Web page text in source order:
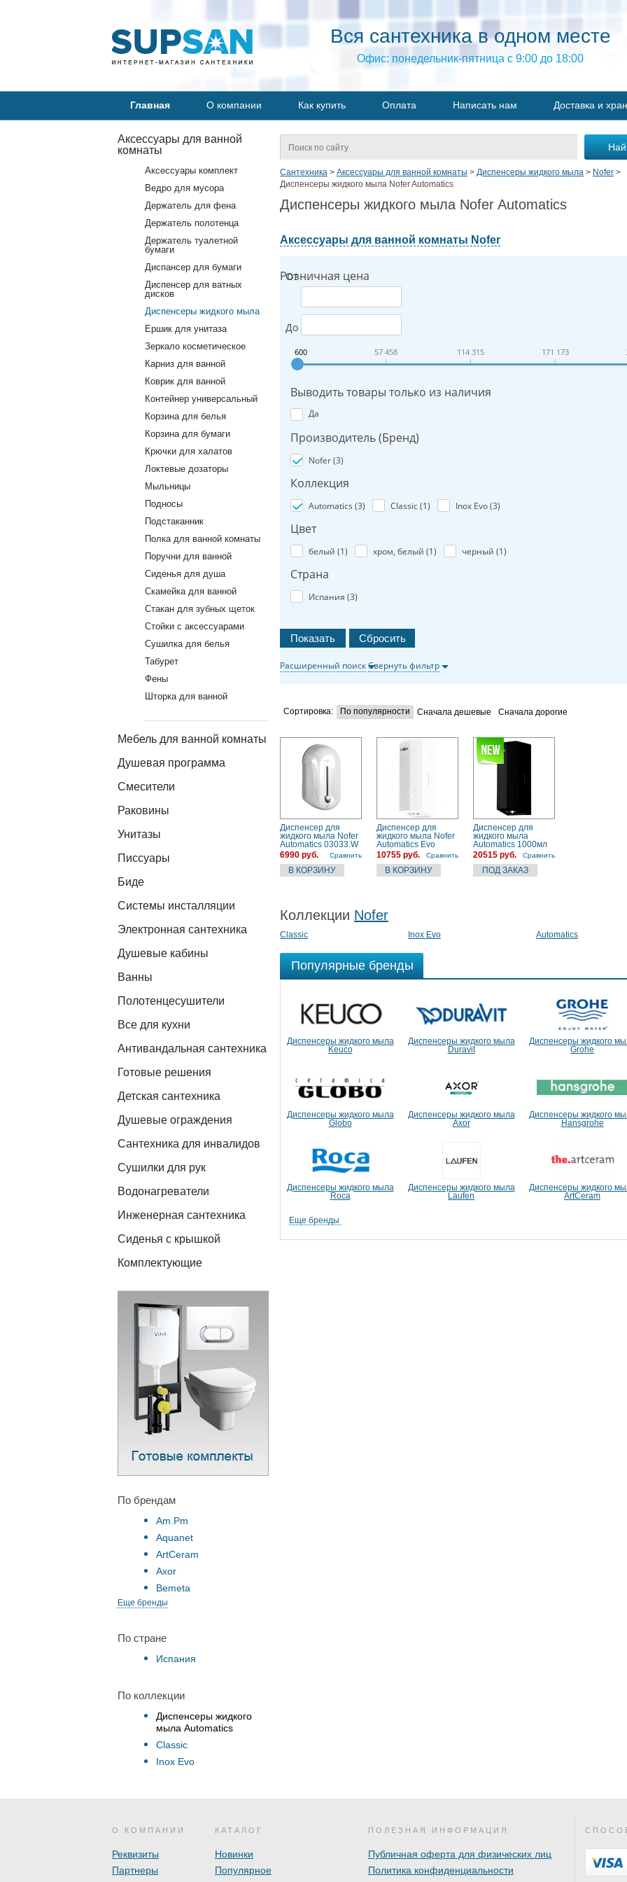
Вся сантехника в одном месте
Офис: понедельник-пятница с 9:00 до 18:00
Главная О компании Как купить Оплата Написать нам Доставка и
Аксессуары для ванной
комнаты
Аксессуары комплект
Ведро для мусора
Держатель для фена
Держатель полотенца
Держатель туалетной
бумаги
Диспансер для бумаги
Диспенсер для ватных
дисков
Диспенсеры жидкого мыла
Ершик для унитаза
Зеркало косметическое
Карниз для ванной
Коврик для ванной
Контейнер универсальный
Корзина для белья
Корзина для бумаги
Крючки для халатов
Локтевые дозаторы
Мыльницы
Подносы
Подстаканник
Полка для ванной комнаты
Поручни для ванной
Сиденья для душа
Скамейка для ванной
Стакан для зубных щеток
Стойки с аксессуарами
Сушилка для белья
Табурет
Фены
Шторка для ванной
Мебель для ванной комнаты
Душевая программа
Смесители
Раковины
Унитазы
Писсуары
Биде
Системы инсталляции
Электронная сантехника
Душевые кабины
Ванны
Полотенцесушители
Все для кухни
Антивандальная сантехника
Готовые решения
Детская сантехника
Душевые ограждения
Сантехника для инвалидов
Сушилки для рук
Водонагреватели
Инженерная сантехника
Сиденья с крышкой
Комплектующие
По брендам
Am.Pm
Aquanet
ArtCeram
Axor
Bemeta
Еще бренды
По стране
Испания
По коллекции
Диспенсеры жидкого
мыла Automatics
Classic
Inox Evo
Сантехника > Аксессуары для ванной комнаты > Диспенсеры жидкого мыла > Nofer >
Диспенсеры жидкого мыла Nofer Automatics
Диспенсеры жидкого мыла Nofer Automatics
Аксессуары для ванной комнаты Nofer
Розничная цена
От
До
600 57 458 114 315 171 173
Выводить товары только из наличия
Да
Производитель (Бренд)
Nofer (3)
Коллекция
Automatics (3) Classic (1) Inox Evo (3)
Цвет
белый (1) хром, белый (1) черный (1)
Страна
Испания (3)
Расширенный поискСвернуть фильтр
Сортировка: По популярности Сначала дешевые Сначала дорогие
Диспенсер для
жидкого мыла Nofer
Automatics 03033.W
Белый
6990 руб. Сравнить
Диспенсер для
жидкого мыла Nofer
Automatics Evo
03038.W Белый
10755 руб. Сравнить
Диспенсер для
жидкого мыла
Automatics 1000мл
чёрный Nofer
03039.N
20515 руб. Сравнить
Коллекции Nofer
Classic Inox Evo Automatics
Популярные бренды
Диспенсеры жидкого мыла
Keuco
Диспенсеры жидкого мыла
Duravit
Диспенсеры жидкого
Grohe
Диспенсеры жидкого мыла
Globo
Диспенсеры жидкого мыла
Axor
Диспенсеры жидкого
Hansgrohe
Диспенсеры жидкого мыла
Roca
Диспенсеры жидкого мыла
Laufen
Диспенсеры жидкого
ArtCeram
Еще бренды
О КОМПАНИИ
Реквизиты
Партнеры
КАТАЛОГ
Новинки
Популярное
ПОЛЕЗНАЯ ИНФОРМАЦИЯ
Публичная оферта для физических лиц
Политика конфиденциальности